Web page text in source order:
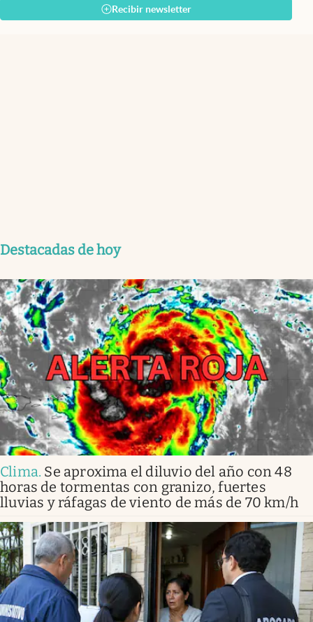
Recibir newsletter
Destacadas de hoy
Clima. Se aproxima el diluvio del año con 48
horas de tormentas con granizo, fuertes
lluvias y ráfagas de viento de más de 70 km/h